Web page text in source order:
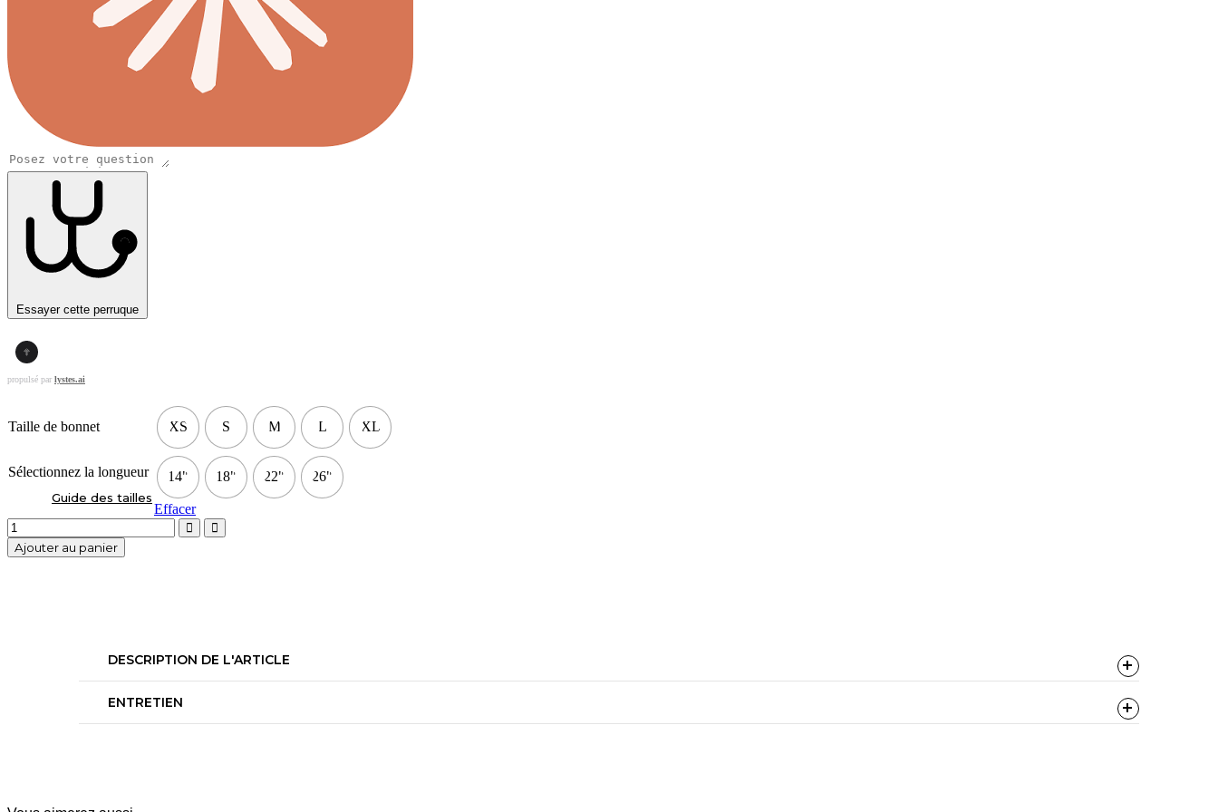
Essayer cette perruque
propulsé par lystes.ai
Taille de bonnet XS S M L XL
Sélectionnez la longueur
Guide des tailles
14" 18" 22" 26"
Effacer
Ajouter au panier
DESCRIPTION DE L'ARTICLE
ENTRETIEN